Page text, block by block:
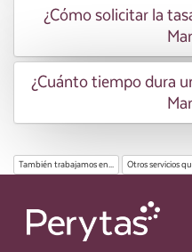
¿Cómo solicitar la
¿Cuánto tiempo dura
También trabajamos en... Otros servicios